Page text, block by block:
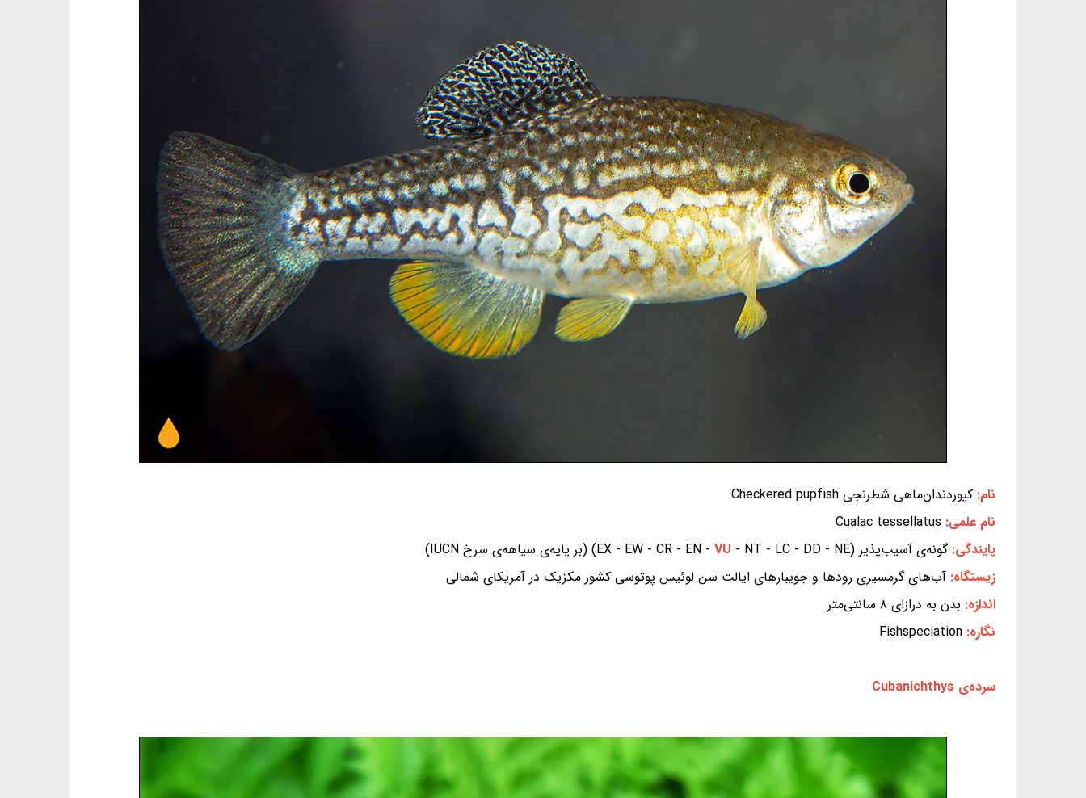
نام: کپوردندان‌ماهی شطرنجی Checkered pupfish
نام علمی: Cualac tessellatus
پایندگی:گونه‌ی آسیب‌پذیر (EX - EW - CR - EN - VU - NT - LC - DD - NE) (بر پایه‌ی سیاهه‌ی سرخ IUCN)
زیستگاه: آب‌های گرمسیری رودها و جویبارهای ایالت سن لوئیس پوتوسی کشور مکزیک در آمریکای شمالی
اندازه: بدن به درازای ۸ سانتی‌متر
نگاره: Fishspeciation
سرده‌ی Cubanichthys